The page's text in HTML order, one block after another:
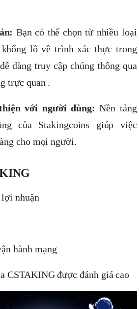
Bạn có thể chọn từ nhiều loại
lồ về trình xác thực trong
dàng truy cập chúng thông qua
trực quan .
với người dùng:Nền tảng
của Stakingcoins giúp việc
cho mọi người.
nhuận
hành mạng
CSTAKING được đánh giá cao